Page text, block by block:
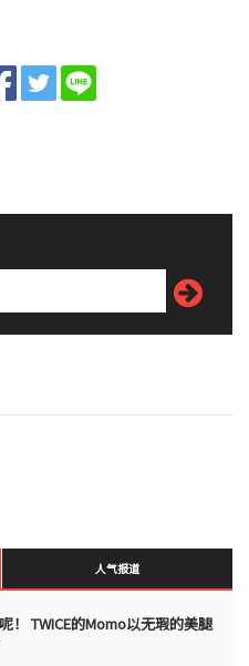
人气报道
！ TWICE的Momo以无瑕的美腿